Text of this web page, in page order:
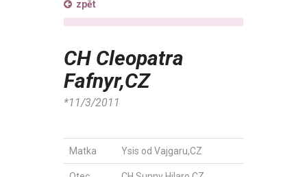
zpět
CH Cleopatra
Fafnyr,CZ
*11/3/2011
Matka Ysis od Vajgaru,CZ